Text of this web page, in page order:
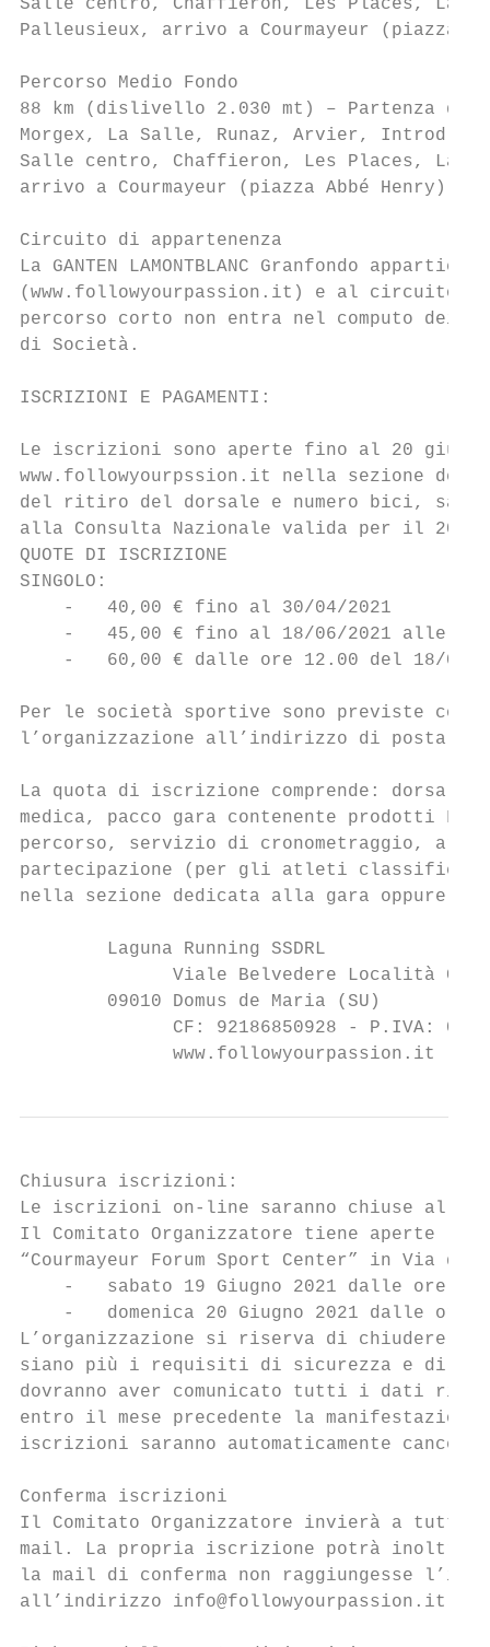
Salle centro, Chaffieron, Les Places, La
Palleusieux, arrivo a Courmayeur (piazza
Percorso Medio Fondo
88 km (dislivello 2.030 mt) – Partenza da
Morgex, La Salle, Runaz, Arvier, Introd,
Salle centro, Chaffieron, Les Places, La
arrivo a Courmayeur (piazza Abbé Henry).
Circuito di appartenenza
La GANTEN LAMONTBLANC Granfondo
(www.followyourpassion.it) e al circuito
percorso corto non entra nel computo
di Società.
ISCRIZIONI E PAGAMENTI:
Le iscrizioni sono aperte fino al 20
www.followyourpssion.it nella sezione
del ritiro del dorsale e numero bici, sarà
alla Consulta Nazionale valida per il 2021.
QUOTE DI ISCRIZIONE
SINGOLO:
    -   40,00 € fino al 30/04/2021
-   45,00 € fino al 18/06/2021 alle
-   60,00 € dalle ore 12.00 del 18/06
Per le società sportive sono previste
l’organizzazione all’indirizzo di posta
La quota di iscrizione comprende:
medica, pacco gara contenente prodotti
percorso, servizio di cronometraggio,
partecipazione (per gli atleti
nella sezione dedicata alla gara oppure su
        Laguna Running SSDRL
              Viale Belvedere Località Chia
        09010 Domus de Maria (SU)
CF: 92186850928 - P.IVA:
www.followyourpassion.it
Chiusura iscrizioni:
Le iscrizioni on-line saranno chiuse alle
Il Comitato Organizzatore tiene aperte
“Courmayeur Forum Sport Center” in Via
-   sabato 19 Giugno 2021 dalle ore
-   domenica 20 Giugno 2021 dalle ore
L’organizzazione si riserva di chiudere
siano più i requisiti di sicurezza e di
dovranno aver comunicato tutti i dati
entro il mese precedente la
iscrizioni saranno automaticamente
Conferma iscrizioni
Il Comitato Organizzatore invierà a tutti
mail. La propria iscrizione potrà inoltre
la mail di conferma non raggiungesse
all’indirizzo info@followyourpassion.it .